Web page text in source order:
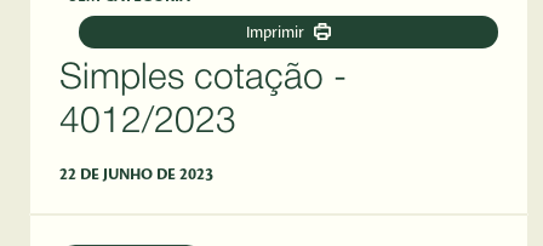
Imprimir
Simples cotação -
4012/2023
22 DE JUNHO DE 2023